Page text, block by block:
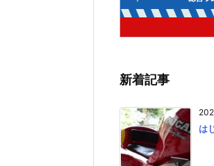
新着記事
は